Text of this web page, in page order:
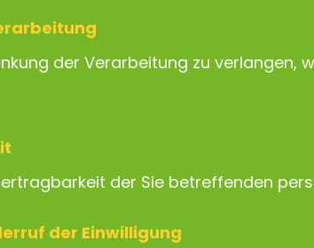
der Verarbeitung zu verlangen,
der Sie betreffenden
der Einwilligung